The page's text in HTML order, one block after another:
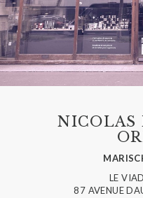
NICOLAS
LE
87 AVENUE